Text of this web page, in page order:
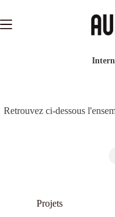
contenu
Retrouvez ci-dessous
Projets